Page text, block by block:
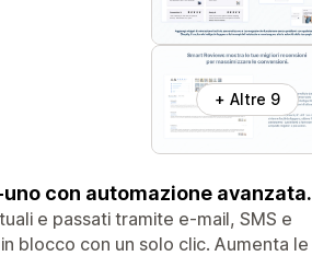
+ Altre 9
con automazione avanzata.
e passati tramite e-mail, SMS e
blocco con un solo clic. Aumenta le